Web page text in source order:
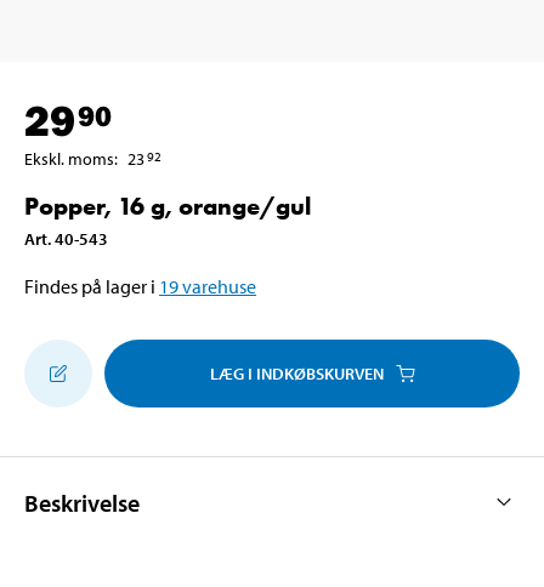
2990
Ekskl. moms: 2392
Popper, 16 g, orange/gul
Art.40-543
Findes på lager i 19varehuse
LÆG I INDKØBSKURVEN
Beskrivelse